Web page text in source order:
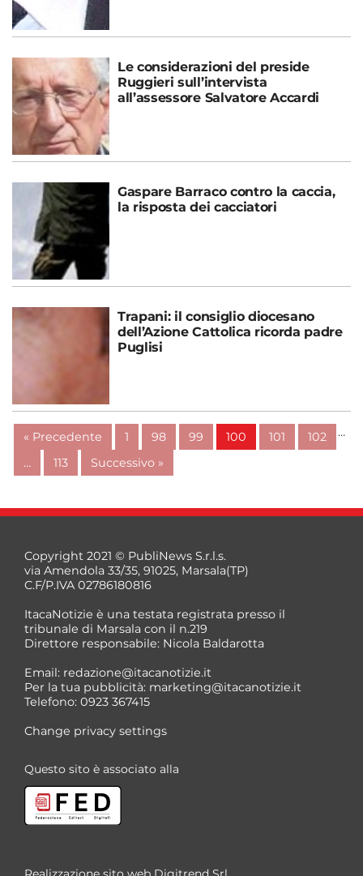
Le considerazioni del preside
Ruggieri sull’intervista
all’assessore Salvatore Accardi
Gaspare Barraco contro la caccia,
la risposta dei cacciatori
Trapani: il consiglio diocesano
dell’Azione Cattolica ricorda padre
Puglisi
« Precedente 1 …
98 99 100 101
102
…
113 Successivo »
Copyright 2021 © PubliNews S.r.l.s.
via Amendola 33/35, 91025, Marsala(TP)
C.F/P.IVA 02786180816
ItacaNotizie è una testata registrata presso il
tribunale di Marsala con il n.219
Direttore responsabile: Nicola Baldarotta
Email: redazione@itacanotizie.it
Per la tua pubblicità: marketing@itacanotizie.it
Telefono: 0923 367415
Change privacy settings
Questo sito è associato alla